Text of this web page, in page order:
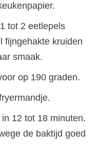
tot 2 eetlepels
fijngehakte kruiden
smaak.
op 190 graden.
12 tot 18 minuten.
de baktijd goed